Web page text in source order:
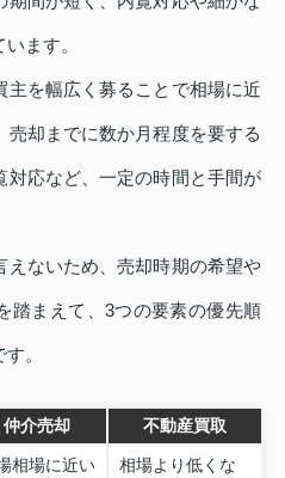
ます。
主を幅広く募ることで相場に近
却までに数か月程度を要する
対応など、一定の時間と手間が
えないため、売却時期の希望や
踏まえて、3つの要素の優先順
。
仲介売却 不動産買取
相場に近い
相場より低くな